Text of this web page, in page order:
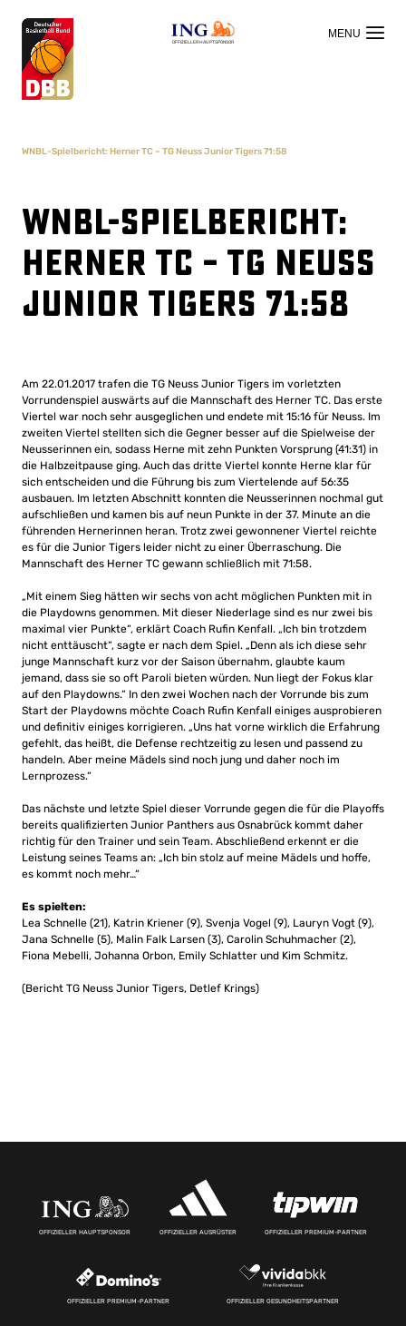
OFFIZIELLER HAUPTSPONSOR
WNBL-Spielbericht: Herner TC – TG Neuss Junior Tigers 71:58
WNBL-Spielbericht:
Herner TC – TG Neuss
Junior Tigers 71:58
Am 22.01.2017 trafen die TG Neuss Junior Tigers im vorletzten
Vorrundenspiel auswärts auf die Mannschaft des Herner TC. Das erste
Viertel war noch sehr ausgeglichen und endete mit 15:16 für Neuss. Im
zweiten Viertel stellten sich die Gegner besser auf die Spielweise der
Neusserinnen ein, sodass Herne mit zehn Punkten Vorsprung (41:31) in
die Halbzeitpause ging. Auch das dritte Viertel konnte Herne klar für
sich entscheiden und die Führung bis zum Viertelende auf 56:35
ausbauen. Im letzten Abschnitt konnten die Neusserinnen nochmal gut
aufschließen und kamen bis auf neun Punkte in der 37. Minute an die
führenden Hernerinnen heran. Trotz zwei gewonnener Viertel reichte
es für die Junior Tigers leider nicht zu einer Überraschung. Die
Mannschaft des Herner TC gewann schließlich mit 71:58.
„Mit einem Sieg hätten wir sechs von acht möglichen Punkten mit in
die Playdowns genommen. Mit dieser Niederlage sind es nur zwei bis
maximal vier Punkte“, erklärt Coach Rufin Kenfall. „Ich bin trotzdem
nicht enttäuscht“, sagte er nach dem Spiel. „Denn als ich diese sehr
junge Mannschaft kurz vor der Saison übernahm, glaubte kaum
jemand, dass sie so oft Paroli bieten würden. Nun liegt der Fokus klar
auf den Playdowns.“ In den zwei Wochen nach der Vorrunde bis zum
Start der Playdowns möchte Coach Rufin Kenfall einiges ausprobieren
und definitiv einiges korrigieren. „Uns hat vorne wirklich die Erfahrung
gefehlt, das heißt, die Defense rechtzeitig zu lesen und passend zu
handeln. Aber meine Mädels sind noch jung und daher noch im
Lernprozess.“
Das nächste und letzte Spiel dieser Vorrunde gegen die für die Playoffs
bereits qualifizierten Junior Panthers aus Osnabrück kommt daher
richtig für den Trainer und sein Team. Abschließend erkennt er die
Leistung seines Teams an: „Ich bin stolz auf meine Mädels und hoffe,
es kommt noch mehr…“
Es spielten:
Lea Schnelle (21), Katrin Kriener (9), Svenja Vogel (9), Lauryn Vogt (9),
Jana Schnelle (5), Malin Falk Larsen (3), Carolin Schuhmacher (2),
Fiona Mebelli, Johanna Orbon, Emily Schlatter und Kim Schmitz.
(Bericht TG Neuss Junior Tigers, Detlef Krings)
OFFIZIELLER HAUPTSPONSOR OFFIZIELLER AUSRÜSTER OFFIZIELLER PREMIUM-PARTNER
OFFIZIELLER PREMIUM-PARTNER OFFIZIELLER GESUNDHEITSPARTNER